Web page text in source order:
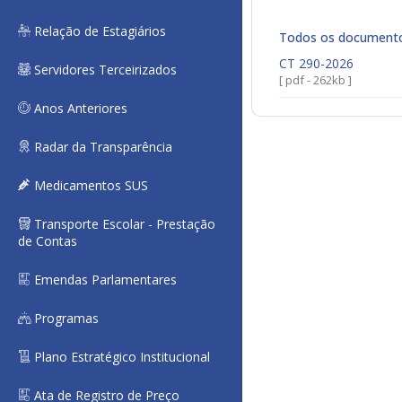
Relação de Estagiários
Servidores Terceirizados
Anos Anteriores
Radar da Transparência
Medicamentos SUS
Transporte Escolar - Prestação
de Contas
Emendas Parlamentares
Programas
Plano Estratégico Institucional
Ata de Registro de Preço
Todos os
CT 290-2026
[ pdf - 262kb ]